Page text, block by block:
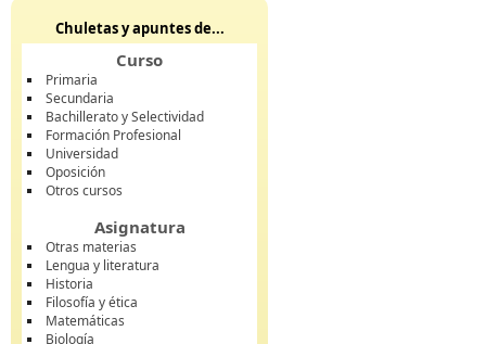
Chuletas y apuntes de...
Curso
Primaria
Secundaria
Bachillerato y Selectividad
Formación Profesional
Universidad
Oposición
Otros cursos
Asignatura
Otras materias
Lengua y literatura
Historia
Filosofía y ética
Matemáticas
Biología